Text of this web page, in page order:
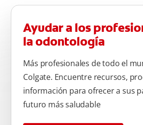
Ayudar a los
la odontología
Más profesionales de todo el
Colgate. Encuentre recursos,
información para ofrecer a sus
futuro más saludable